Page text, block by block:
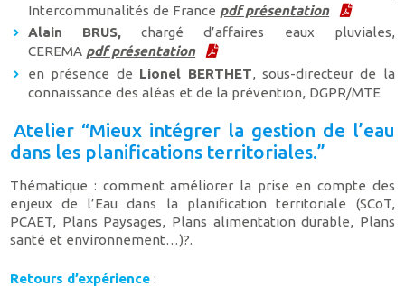
Intercommunalités de France pdf présentation
Alain BRUS,chargé d’affaires eaux pluviales,
CEREMA pdf présentation
en présence de Lionel BERTHET, sous-directeur de la
connaissance des aléas et de la prévention, DGPR/MTE
Atelier “Mieux intégrer la gestion de l’eau
dans les planifications territoriales.”
Thématique : comment améliorer la prise en compte des
enjeux de l’Eau dans la planification territoriale (SCoT,
PCAET, Plans Paysages, Plans alimentation durable, Plans
santé et environnement…)?.
Retours d’expérience :